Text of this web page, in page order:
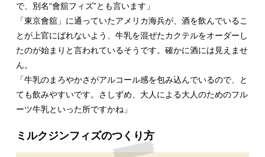
で、別名“會舘フィズ”とも言います」
「東京會舘」に通っていたアメリカ海兵が、酒を飲んでいるこ
とが上官にばれないよう、牛乳を混ぜたカクテルをオーダーし
たのが始まりと言われているそうです。確かに酒には見えませ
ん。
「牛乳のまろやかさがアルコール感を包み込んでいるので、と
ても飲みやすいです。さしずめ、大人による大人のためのフル
ーツ牛乳といった所ですかね」
ミルクジンフィズのつくり方